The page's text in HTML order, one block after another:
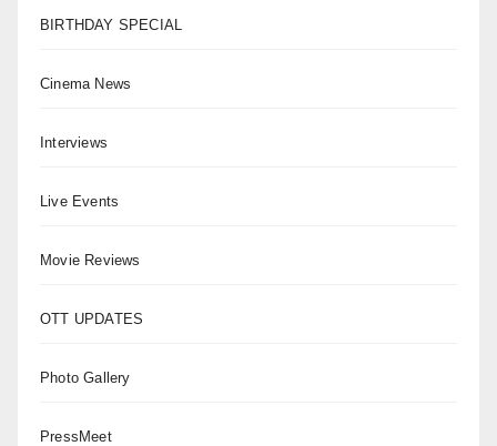
BIRTHDAY SPECIAL
Cinema News
Interviews
Live Events
Movie Reviews
OTT UPDATES
Photo Gallery
PressMeet